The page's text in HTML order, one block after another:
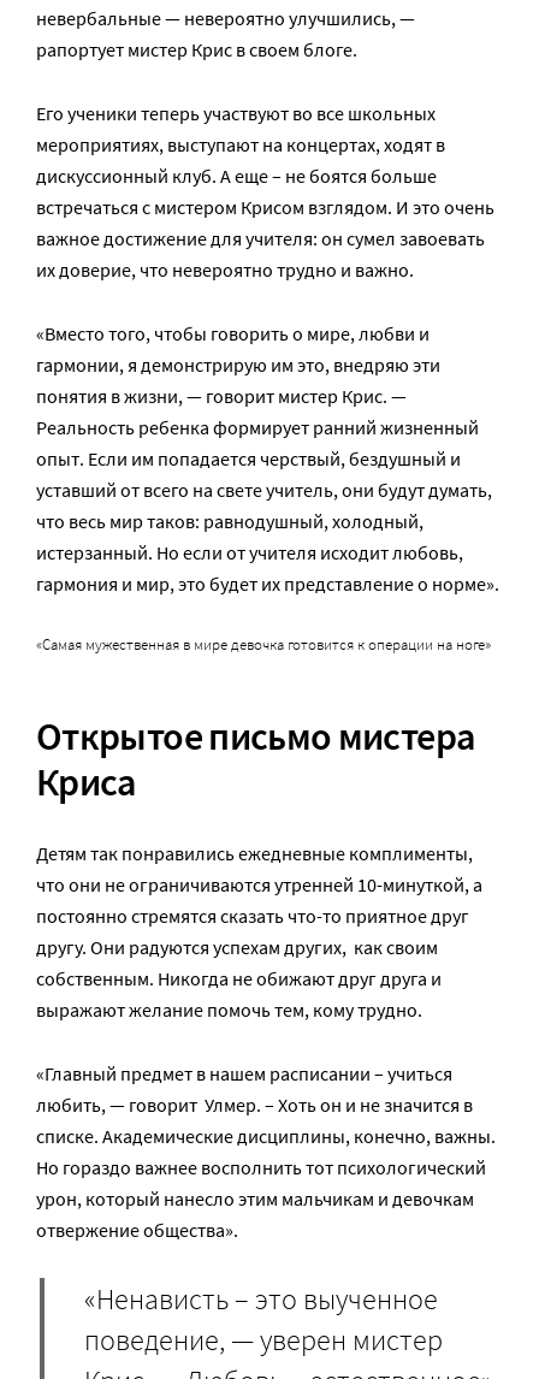
невербальные — невероятно улучшились, —
рапортует мистер Крис в своем блоге.
Его ученики теперь участвуют во все школьных
мероприятиях, выступают на концертах, ходят в
дискуссионный клуб. А еще – не боятся больше
встречаться с мистером Крисом взглядом. И это очень
важное достижение для учителя: он сумел завоевать
их доверие, что невероятно трудно и важно.
«Вместо того, чтобы говорить о мире, любви и
гармонии, я демонстрирую им это, внедряю эти
понятия в жизни, — говорит мистер Крис. —
Реальность ребенка формирует ранний жизненный
опыт. Если им попадается черствый, бездушный и
уставший от всего на свете учитель, они будут думать,
что весь мир таков: равнодушный, холодный,
истерзанный. Но если от учителя исходит любовь,
гармония и мир, это будет их представление о норме».
«Самая мужественная в мире девочка готовится к операции на ноге»
Открытое письмо мистера
Криса
Детям так понравились ежедневные комплименты,
что они не ограничиваются утренней 10-минуткой, а
постоянно стремятся сказать что-то приятное друг
другу. Они радуются успехам других, как своим
собственным. Никогда не обижают друг друга и
выражают желание помочь тем, кому трудно.
«Главный предмет в нашем расписании – учиться
любить, — говорит Улмер. – Хоть он и не значится в
списке. Академические дисциплины, конечно, важны.
Но гораздо важнее восполнить тот психологический
урон, который нанесло этим мальчикам и девочкам
отвержение общества».
«Ненависть – это выученное
поведение, — уверен мистер